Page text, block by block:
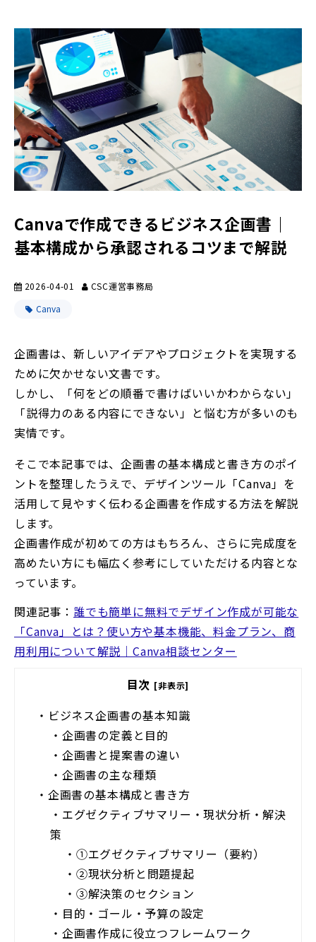
Canvaで作成できるビジネス企画書｜
基本構成から承認されるコツまで解説
2026-04-01
CSC運営事務局
Canva
企画書は、新しいアイデアやプロジェクトを実現する
ために欠かせない文書です。
しかし、「何をどの順番で書けばいいかわからない」
「説得力のある内容にできない」と悩む方が多いのも
実情です。
そこで本記事では、企画書の基本構成と書き方のポイ
ントを整理したうえで、デザインツール「Canva」を
活用して見やすく伝わる企画書を作成する方法を解説
します。
企画書作成が初めての方はもちろん、さらに完成度を
高めたい方にも幅広く参考にしていただける内容とな
っています。
関連記事： 誰でも簡単に無料でデザイン作成が可能な
「Canva」とは？使い方や基本機能、料金プラン、商
用利用について解説｜Canva相談センター
目次 [非表示]
・ ビジネス企画書の基本知識
・ 企画書の定義と目的
・ 企画書と提案書の違い
・ 企画書の主な種類
・ 企画書の基本構成と書き方
・ エグゼクティブサマリー・現状分析・解決
策
・ ①エグゼクティブサマリー（要約）
・ ②現状分析と問題提起
・ ③解決策のセクション
・ 目的・ゴール・予算の設定
・ 企画書作成に役立つフレームワーク